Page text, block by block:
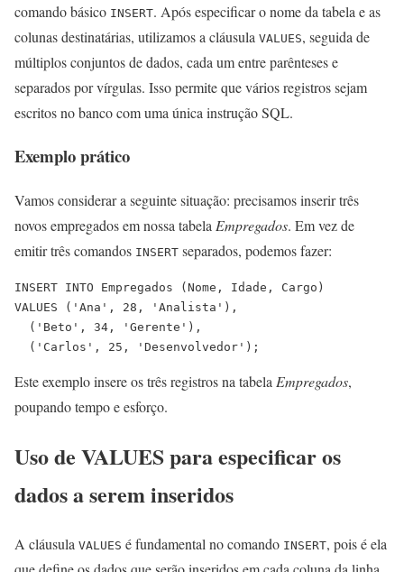
comando básico INSERT. Após especificar o nome da tabela e as
colunas destinatárias, utilizamos a cláusula VALUES, seguida de
múltiplos conjuntos de dados, cada um entre parênteses e
separados por vírgulas. Isso permite que vários registros sejam
escritos no banco com uma única instrução SQL.
Exemplo prático
Vamos considerar a seguinte situação: precisamos inserir três
novos empregados em nossa tabela Empregados. Em vez de
emitir três comandos INSERT separados, podemos fazer:
INSERT INTO Empregados (Nome, Idade, Cargo)
VALUES ('Ana', 28, 'Analista'),
  ('Beto', 34, 'Gerente'),
Este exemplo insere os três registros na tabela Empregados,
poupando tempo e esforço.
Uso de VALUES para especificar os
dados a serem inseridos
A cláusula VALUES é fundamental no comando INSERT, pois é ela